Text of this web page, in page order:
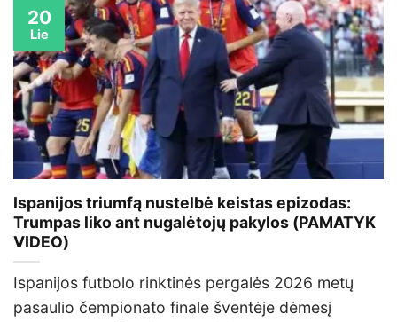
Ispanijos triumfą nustelbė keistas epizodas:
Trumpas liko ant nugalėtojų pakylos (PAMATYK
VIDEO)
Ispanijos futbolo rinktinės pergalės 2026 metų
pasaulio čempionato finale šventėje dėmesį
20
Lie